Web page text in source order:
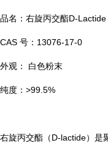
品名：右旋丙交酯D-Lactide
CAS 号：13076-17-0
外观： 白色粉末
纯度：>99.5%
右旋丙交酯（D-lactide）是